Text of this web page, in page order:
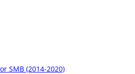
SMB (2014-2020)